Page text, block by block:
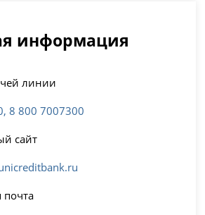
информация
линии
8 800 7007300
сайт
почта